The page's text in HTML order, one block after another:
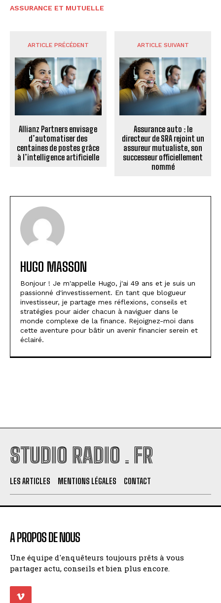
ASSURANCE ET MUTUELLE
ARTICLE PRÉCÉDENT
Allianz Partners envisage
d’automatiser des
centaines de postes grâce
à l’intelligence artificielle
ARTICLE SUIVANT
Assurance auto : le
directeur de SRA rejoint un
assureur mutualiste, son
successeur officiellement
nommé
HUGO MASSON
Bonjour ! Je m'appelle Hugo, j'ai 49 ans et je suis un
passionné d'investissement. En tant que blogueur
investisseur, je partage mes réflexions, conseils et
stratégies pour aider chacun à naviguer dans le
monde complexe de la finance. Rejoignez-moi dans
cette aventure pour bâtir un avenir financier serein et
éclairé.
STUDIO RADIO . FR
LES ARTICLES MENTIONS LÉGALES CONTACT
A PROPOS DE NOUS
Une équipe d'enquêteurs toujours prêts à vous
partager actu, conseils et bien plus encore.